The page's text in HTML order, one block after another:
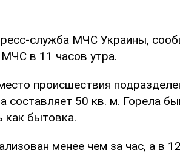
служба МЧС Украины,
в 11 часов утра.
происшествия
составляет 50 кв. м. Горела
как бытовка.
менее чем за час, а в